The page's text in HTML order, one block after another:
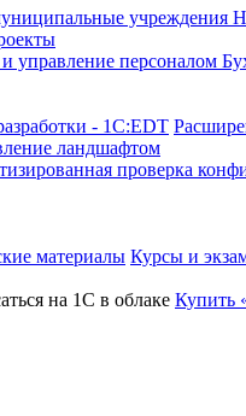
учреждения
и управление персоналом
- 1C:EDT
ландшафтом
проверка
материалы Курсы и
на 1С в облаке Купить